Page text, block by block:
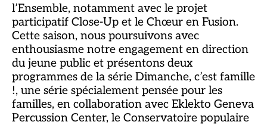
l’Ensemble, notamment avec le projet
participatif Close-Up et le Chœur en Fusion.
Cette saison, nous poursuivons avec
enthousiasme notre engagement en direction
du jeune public et présentons deux
programmes de la série Dimanche, c’est famille
!, une série spécialement pensée pour les
familles, en collaboration avec Eklekto Geneva
Percussion Center, le Conservatoire populaire